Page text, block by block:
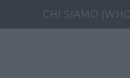
CHI SIAMO